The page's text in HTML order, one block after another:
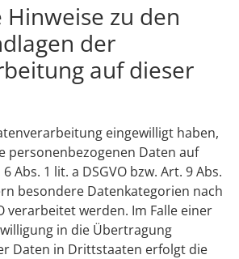
zu den
der
auf dieser
eingewilligt haben,
personenbezogenen Daten auf
Abs. 1 lit. a DSGVO bzw. Art. 9 Abs.
besondere Datenkategorien nach
verarbeitet werden. Im Falle einer
in die Übertragung
Daten in Drittstaaten erfolgt die